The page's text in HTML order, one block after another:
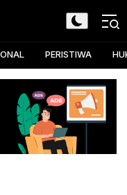
PERISTIWA